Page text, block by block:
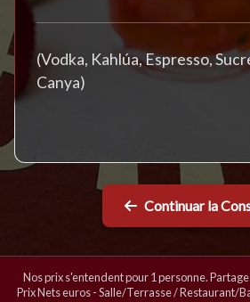
(Vodka, Kahlúa, Espresso,
Canya)
Continuar la
Nos prix s'entendent pour 1 personne.
Prix Nets euros - Salle/Terrasse / Restaurant/